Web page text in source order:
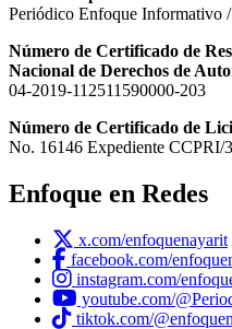
Periódico Enfoque Informativo
Número de Certificado de
Nacional de Derechos de
04-2019-112511590000-203
Número de Certificado de
No. 16146 Expediente CCPRI/
Enfoque en Redes
x.com/enfoquenayarit
facebook.com/
instagram.com/
youtube.com/
tiktok.com/